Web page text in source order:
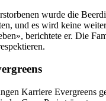
wurde die
und es wird keine
berichtete er. Die
Karriere Evergreens